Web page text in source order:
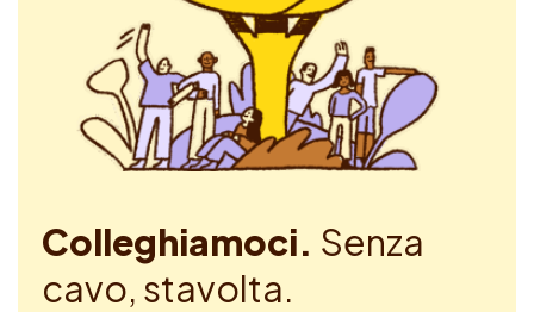
Colleghiamoci. Senza
cavo, stavolta.